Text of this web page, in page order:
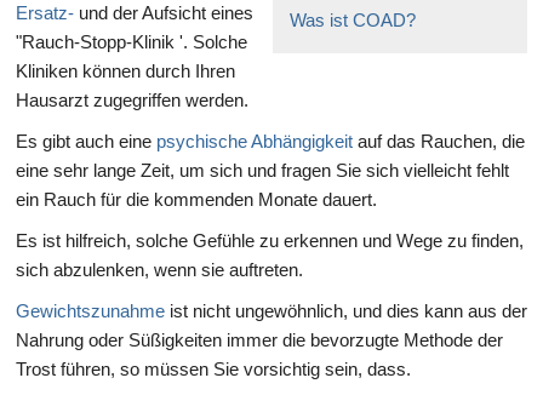
Was ist COAD?
Ersatz- und der Aufsicht eines
"Rauch-Stopp-Klinik '. Solche
Kliniken können durch Ihren
Hausarzt zugegriffen werden.
Es gibt auch eine psychische Abhängigkeit auf das Rauchen, die
eine sehr lange Zeit, um sich und fragen Sie sich vielleicht fehlt
ein Rauch für die kommenden Monate dauert.
Es ist hilfreich, solche Gefühle zu erkennen und Wege zu finden,
sich abzulenken, wenn sie auftreten.
Gewichtszunahme ist nicht ungewöhnlich, und dies kann aus der
Nahrung oder Süßigkeiten immer die bevorzugte Methode der
Trost führen, so müssen Sie vorsichtig sein, dass.